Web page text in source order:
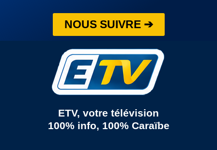
NOUS SUIVRE ➔
ETV, votre télévision
100% info, 100% Caraïbe